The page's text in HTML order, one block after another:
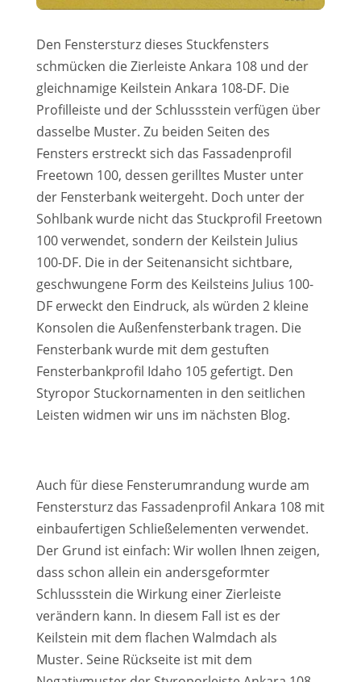
Den Fenstersturz dieses Stuckfensters
schmücken die Zierleiste Ankara 108 und der
gleichnamige Keilstein Ankara 108-DF. Die
Profilleiste und der Schlussstein verfügen über
dasselbe Muster. Zu beiden Seiten des
Fensters erstreckt sich das Fassadenprofil
Freetown 100, dessen gerilltes Muster unter
der Fensterbank weitergeht. Doch unter der
Sohlbank wurde nicht das Stuckprofil Freetown
100 verwendet, sondern der Keilstein Julius
100-DF. Die in der Seitenansicht sichtbare,
geschwungene Form des Keilsteins Julius 100-
DF erweckt den Eindruck, als würden 2 kleine
Konsolen die Außenfensterbank tragen. Die
Fensterbank wurde mit dem gestuften
Fensterbankprofil Idaho 105 gefertigt. Den
Styropor Stuckornamenten in den seitlichen
Leisten widmen wir uns im nächsten Blog.
Auch für diese Fensterumrandung wurde am
Fenstersturz das Fassadenprofil Ankara 108 mit
einbaufertigen Schließelementen verwendet.
Der Grund ist einfach: Wir wollen Ihnen zeigen,
dass schon allein ein andersgeformter
Schlussstein die Wirkung einer Zierleiste
verändern kann. In diesem Fall ist es der
Keilstein mit dem flachen Walmdach als
Muster. Seine Rückseite ist mit dem